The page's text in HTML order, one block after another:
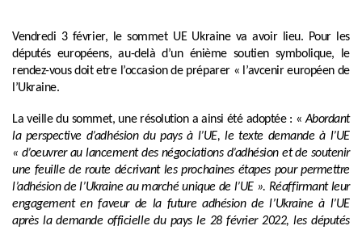
Vendredi 3 février, le sommet UE Ukraine va avoir lieu. Pour les
députés européens, au-delà d’un énième soutien symbolique, le
rendez-vous doit etre l’occasion de préparer « l’avcenir européen de
l’Ukraine.
La veille du sommet, une résolution a ainsi été adoptée : «Abordant
la perspective d’adhésion du pays à l’UE, le texte demande à l’UE
« d’oeuvrer au lancement des négociations d’adhésion et de soutenir
une feuille de route décrivant les prochaines étapes pour permettre
l’adhésion de l’Ukraine au marché unique de l’UE ». Réaffirmant leur
engagement en faveur de la future adhésion de l’Ukraine à l’UE
après la demande officielle du pays le 28 février 2022, les députés